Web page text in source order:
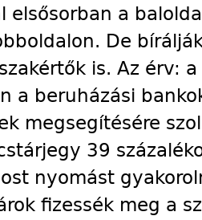
elsősorban a
De
is. Az érv:
a beruházási
megsegítésére
39
nyomást
fizessék meg a